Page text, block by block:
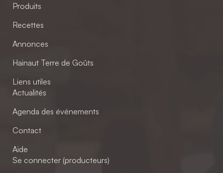
Produits
Recettes
Annonces
Hainaut Terre de Goûts
Liens utiles
Actualités
Agenda des événements
Contact
Aide
Se connecter (producteurs)